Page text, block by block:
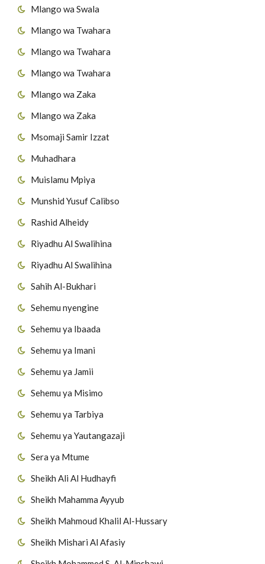
Mlango wa Swala
Mlango wa Twahara
Mlango wa Twahara
Mlango wa Twahara
Mlango wa Zaka
Mlango wa Zaka
Msomaji Samir Izzat
Muhadhara
Muislamu Mpiya
Munshid Yusuf Calibso
Rashid Alheidy
Riyadhu Al Swalihina
Riyadhu Al Swalihina
Sahih Al-Bukhari
Sehemu nyengine
Sehemu ya Ibaada
Sehemu ya Imani
Sehemu ya Jamii
Sehemu ya Misimo
Sehemu ya Tarbiya
Sehemu ya Yautangazaji
Sera ya Mtume
Sheikh Ali Al Hudhayfi
Sheikh Mahamma Ayyub
Sheikh Mahmoud Khalil Al-Hussary
Sheikh Mishari Al Afasiy